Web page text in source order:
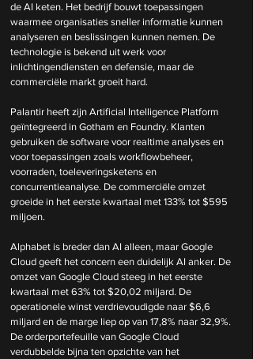
de AI keten. Het bedrijf bouwt toepassingen
waarmee organisaties sneller informatie kunnen
analyseren en beslissingen kunnen nemen. De
technologie is bekend uit werk voor
inlichtingendiensten en defensie, maar de
commerciële markt groeit hard.
Palantir heeft zijn Artificial Intelligence Platform
geïntegreerd in Gotham en Foundry. Klanten
gebruiken de software voor realtime analyses en
voor toepassingen zoals workflowbeheer,
voorraden, toeleveringsketens en
concurrentieanalyse. De commerciële omzet
groeide in het eerste kwartaal met 133% tot $595
miljoen.
Alphabet is breder dan AI alleen, maar Google
Cloud geeft het concern een duidelijk AI anker. De
omzet van Google Cloud steeg in het eerste
kwartaal met 63% tot $20,02 miljard. De
operationele winst verdrievoudigde naar $6,6
miljard en de marge liep op van 17,8% naar 32,9%.
De orderportefeuille van Google Cloud
verdubbelde bijna ten opzichte van het